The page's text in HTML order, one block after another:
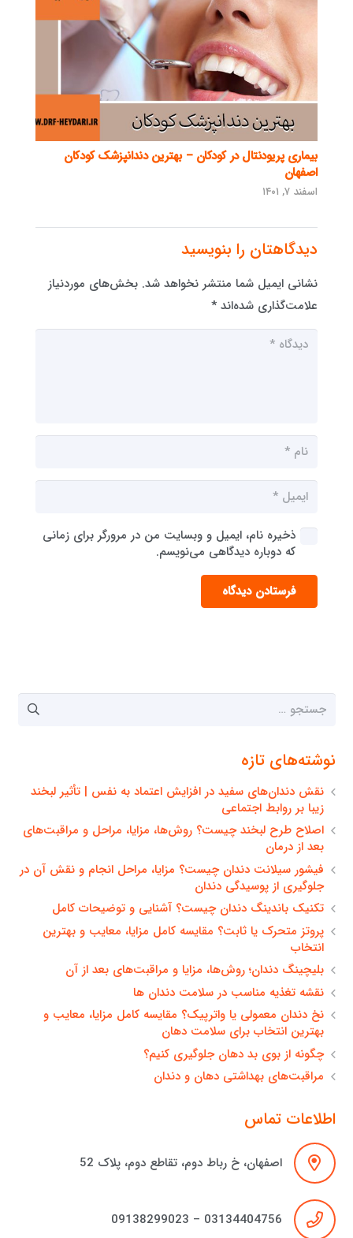
بیماری پریودنتال در کودکان – بهترین دندانپزشک کودکان
اصفهان
اسفند ۷, ۱۴۰۱
دیدگاهتان را بنویسید
نشانی ایمیل شما منتشر نخواهد شد. بخش‌های موردنیاز
علامت‌گذاری شده‌اند *
ذخیره نام، ایمیل و وبسایت من در مرورگر برای زمانی
که دوباره دیدگاهی می‌نویسم.
فرستادن دیدگاه
جستجو
نوشته‌های تازه
نقش دندان‌های سفید در افزایش اعتماد به نفس | تأثیر لبخند
زیبا بر روابط اجتماعی
اصلاح طرح لبخند چیست؟ روش‌ها، مزایا، مراحل و مراقبت‌های
بعد از درمان
فیشور سیلانت دندان چیست؟ مزایا، مراحل انجام و نقش آن در
جلوگیری از پوسیدگی دندان
تکنیک باندینگ دندان چیست؟ آشنایی و توضیحات کامل
پروتز متحرک یا ثابت؟ مقایسه کامل مزایا، معایب و بهترین
انتخاب
بلیچینگ دندان؛ روش‌ها، مزایا و مراقبت‌های بعد از آن
نقشه تغذیه مناسب در سلامت دندان ها
نخ دندان معمولی یا واترپیک؟ مقایسه کامل مزایا، معایب و
بهترین انتخاب برای سلامت دهان
چگونه از بوی بد دهان جلوگیری کنیم؟
مراقبت‌های بهداشتی دهان و دندان
اطلاعات تماس
اصفهان، خ رباط دوم، تقاطع دوم، پلاک 52
03134404756 – 09138299023